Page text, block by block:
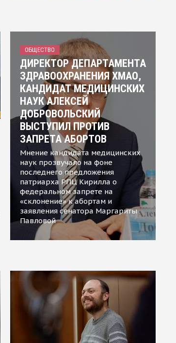
ОБЩЕСТВО
ДИРЕКТОР ДЕПАРТАМЕНТА
ЗДРАВООХРАНЕНИЯ ХМАО,
КАНДИДАТ МЕДИЦИНСКИХ
НАУК АЛЕКСЕЙ
ДОБРОВОЛЬСКИЙ
ВЫСТУПИЛ ПРОТИВ
ЗАПРЕТА АБОРТОВ
Мнение кандидата медицинских
наук прозвучало на фоне
последнего предложения
патриарха РПЦ Кирилла о
федеральном запрете на
«склонение» к абортам и
заявления сенатора Маргариты
Павловой